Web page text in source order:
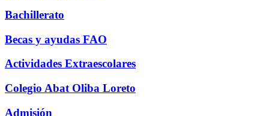
Bachillerato
Becas y ayudas FAO
Actividades Extraescolares
Colegio Abat Oliba Loreto
Admisión